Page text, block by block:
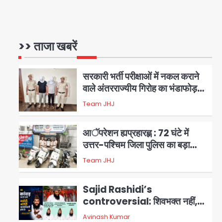
>> ताजा खबरें
1
2
सरकारी भर्ती परीक्षाओं में नकल कराने
वाले अंतरराज्यीय गिरोह का भंडाफोड़,
मास्टरमाइंड समेत 7 गिरफ्तार
Team JHJ
3
आॅपरेशन ह्यप्रहारह्ण : 72 घंटे में
उत्तर-पश्चिम जिला पुलिस का बड़ा
एक्शन
Team JHJ
Sajid Rashidi’s
controversial: शिवभक्त नहीं,
आतंकवादी हैं’, मौलाना का कांवड़ियों पर
Avinash Kumar